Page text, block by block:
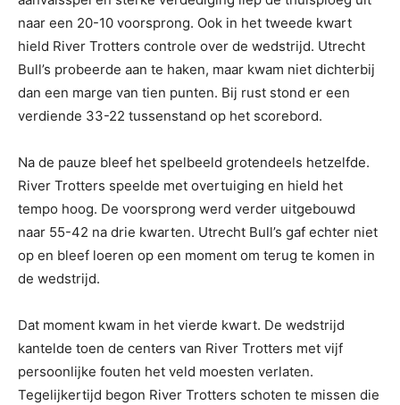
naar een 20-10 voorsprong. Ook in het tweede kwart
hield River Trotters controle over de wedstrijd. Utrecht
Bull’s probeerde aan te haken, maar kwam niet dichterbij
dan een marge van tien punten. Bij rust stond er een
verdiende 33-22 tussenstand op het scorebord.
Na de pauze bleef het spelbeeld grotendeels hetzelfde.
River Trotters speelde met overtuiging en hield het
tempo hoog. De voorsprong werd verder uitgebouwd
naar 55-42 na drie kwarten. Utrecht Bull’s gaf echter niet
op en bleef loeren op een moment om terug te komen in
de wedstrijd.
Dat moment kwam in het vierde kwart. De wedstrijd
kantelde toen de centers van River Trotters met vijf
persoonlijke fouten het veld moesten verlaten.
Tegelijkertijd begon River Trotters schoten te missen die